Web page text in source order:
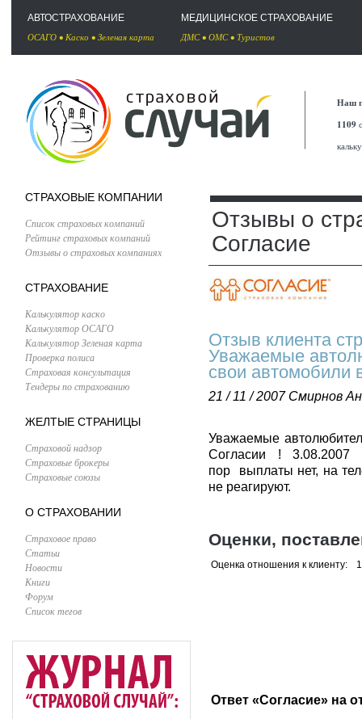
АВТОСТРАХОВАНИЕ
ОСАГО • Каско • Зеленая карта
МЕДИЦИНСКОЕ СТРАХОВАНИЕ
ДМС• ОМС• Туристов
Наш
1109
СТРАХОВЫЕ КОМПАНИИ
Список страховых компаний
Рейтинг страховых компаний
Отзывы о страховых компаниях
СТРАХОВАНИЕ
Калькулятор каско
Калькулятор ОСАГО
Калькулятор Зеленая карта
Проверка полиса
Страховая консультация
Тендеры по страхованию
ЖЕЛТЫЕ СТРАНИЦЫ
Страховой надзор
Страховые брокеры
Страховые союзы
О СТРАХОВАНИИ
Страховое право
Статьи
Новости
Книги
Форум
Список тегов
Отзывы о
Согласие
Отзыв клиента
Уважаемые
свои автомобили
21 / 11 / 2007Смирнов
Уважаемые
Согласии ! 3.08.2007
пор выплаты нет, на
не реагируют.
Оценки,
Оценка отношения к клиенту: 1
Ответ «Согласие» на